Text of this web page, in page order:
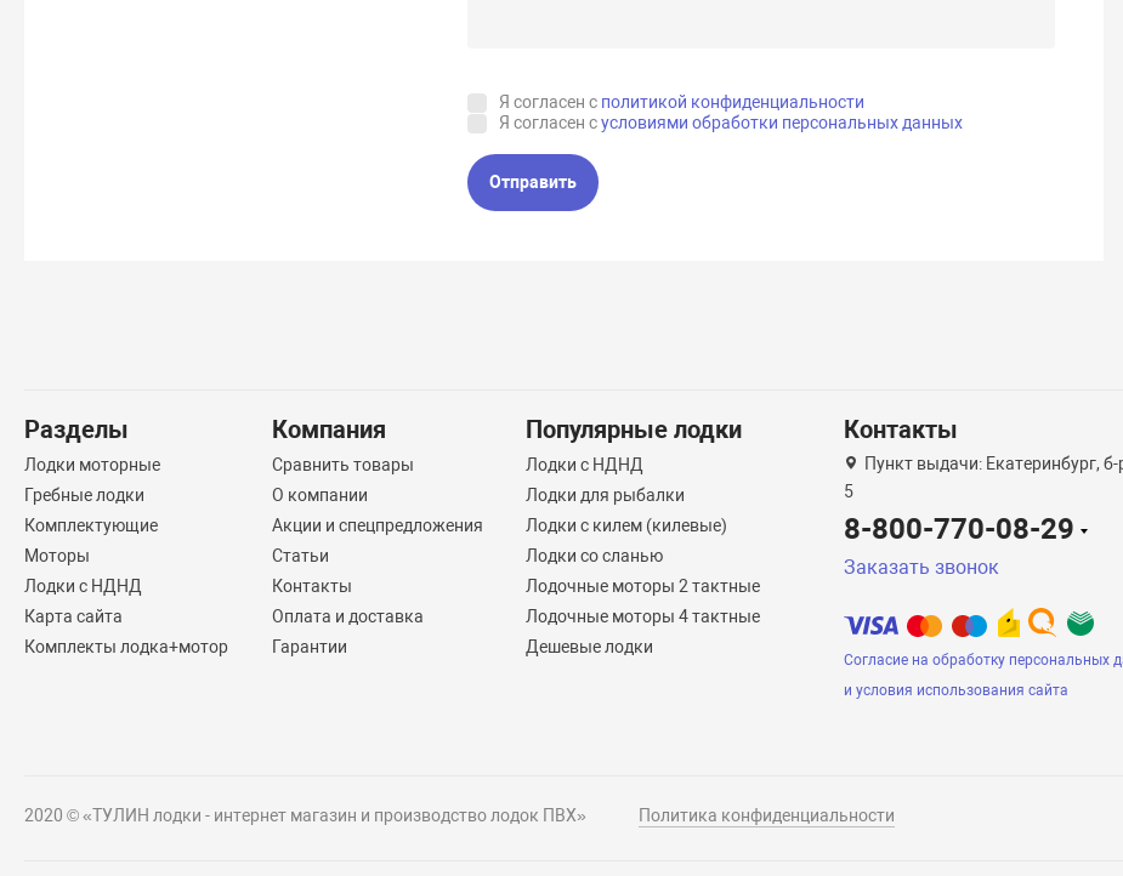
Я согласен с политикой конфиденциальности
Я согласен сусловиями обработки персональных данных
Отправить
Разделы
Лодки моторные
Гребные лодки
Комплектующие
Моторы
Лодки с НДНД
Карта сайта
Комплекты лодка+мотор
Компания
Сравнить товары
О компании
Акции и спецпредложения
Статьи
Контакты
Оплата и доставка
Гарантии
Популярные лодки
Лодки с НДНД
Лодки для рыбалки
Лодки с килем (килевые)
Лодки со сланью
Лодочные моторы 2 тактные
Лодочные моторы 4 тактные
Дешевые лодки
Контакты
Пункт выдачи: Екатеринбург,
5
8-800-770-08-29
Заказать звонок
Согласие на обработку персональных
и условия использования сайта
2020 © «ТУЛИН лодки - интернет магазин и производство лодок ПВХ» Политика конфиденциальности